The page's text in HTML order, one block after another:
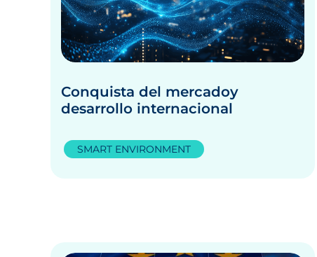
Conquista del mercadoy
desarrollo internacional
SMART ENVIRONMENT